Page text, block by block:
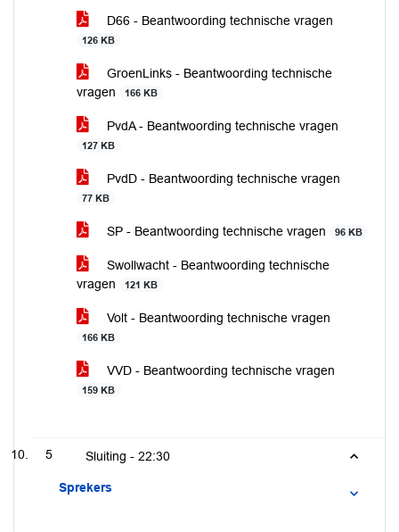
D66 - Beantwoording technische vragen
126 KB
GroenLinks - Beantwoording technische
vragen
166 KB
PvdA - Beantwoording technische vragen
127 KB
PvdD - Beantwoording technische vragen
77 KB
SP - Beantwoording technische vragen 96 KB
Swollwacht - Beantwoording technische
vragen
121 KB
Volt - Beantwoording technische vragen
166 KB
VVD - Beantwoording technische vragen
159 KB
5 Sluiting - 22:30
Sprekers